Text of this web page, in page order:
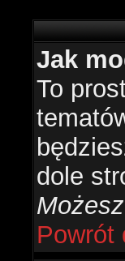
Jak
To
dole
Powrót